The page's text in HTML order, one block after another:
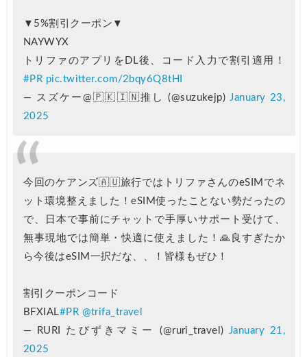
07/01 JTB) アラスカ航空便(航空券+ホテル) 最大40,000円OFFク
07/01 JTB) エアカナダ便(航空券+ホテル) 最大40,000円OFFクー
07/01
07/01 JTB) チャイナエアライン便(航空券) 最大20,000円OFFクー
JTB) 大韓航空便(航空券+ホテル・ソウル行き) 最大28,000円OFFク
07/01 JTB) 大韓航空便(航空券・ソウル行き) 最大20,000円OFFク
07/01 Trip.com) 海外ホテル2%OFFクーポン TRIP1
07/01 エアトリ) 海外航空券(60日前) 1,000円OFFクーポン
HIS) スーパーサマーセールFINAL
▼5%割引クーポン▼
NAYWYX
トリファのアプリをDL後、コード入力で割引適用！
#PR pic.twitter.com/2bqy6Q8tHI
— スズケー@🇵🇰🇮🇳推し (@suzukejp) January 23,
2025
今回のケアンズ🇦🇺旅行ではトリファさんのeSIMでネ
ット環境整えました！eSIM使ったことない勢だったの
で、日本で事前にチャットで手厚いサポート受けて、
無事現地では簡単・快適に使えました！🙏良すぎたか
ら今後はeSIM一択だな、、！皆様もぜひ！
割引クーポンコード
BFXIAL#PR @trifa_travel
— RURI たびずきマミー (@ruri_travel)
January 21,
2025